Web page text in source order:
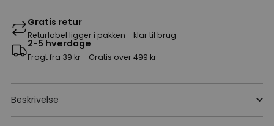
Gratis retur
Returlabel ligger i pakken - klar til brug
2-5 hverdage
Fragt fra 39 kr - Gratis over 499 kr
Beskrivelse